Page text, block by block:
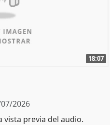
18:07
2026